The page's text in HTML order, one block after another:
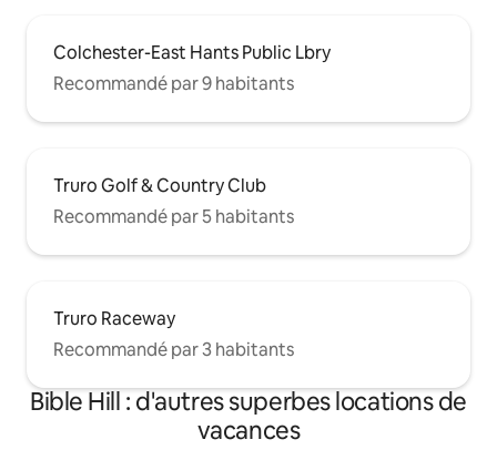
Colchester-East Hants Public Lbry
Recommandé par 9 habitants
Truro Golf & Country Club
Recommandé par 5 habitants
Truro Raceway
Recommandé par 3 habitants
Bible Hill : d'autres superbes locations de
vacances